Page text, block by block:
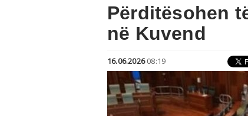
Përditësohen
në Kuvend
16.06.2026 08:19